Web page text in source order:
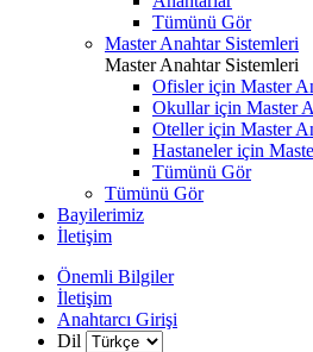
Tümünü Gör
Master Anahtar Sistemleri
Master Anahtar Sistemleri
Ofisler için Master
Okullar için Master
Oteller için Master
Hastaneler için
Tümünü Gör
Tümünü Gör
Bayilerimiz
İletişim
Önemli Bilgiler
İletişim
Anahtarcı Girişi
Dil